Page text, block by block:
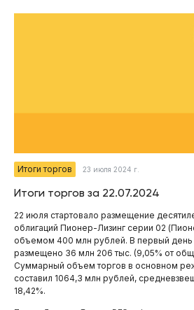
Итоги торгов 23 июля 2024 г.
Итоги торгов за 22.07.2024
22 июля стартовало размещение
облигаций Пионер-Лизинг серии 02
объемом 400 млн рублей. В первый день
размещено 36 млн 206 тыс. (9,05% от
Суммарный объем торгов в основном
составил 1064,3 млн рублей,
18,42%.